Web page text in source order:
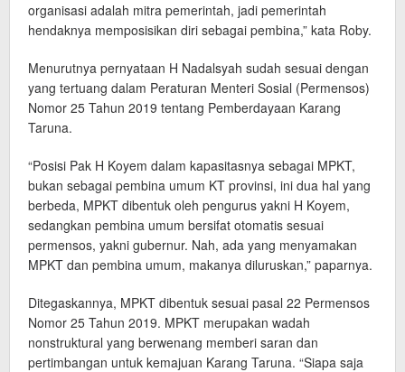
organisasi adalah mitra pemerintah, jadi pemerintah
hendaknya memposisikan diri sebagai pembina,” kata Roby.
Menurutnya pernyataan H Nadalsyah sudah sesuai dengan
yang tertuang dalam Peraturan Menteri Sosial (Permensos)
Nomor 25 Tahun 2019 tentang Pemberdayaan Karang
Taruna.
“Posisi Pak H Koyem dalam kapasitasnya sebagai MPKT,
bukan sebagai pembina umum KT provinsi, ini dua hal yang
berbeda, MPKT dibentuk oleh pengurus yakni H Koyem,
sedangkan pembina umum bersifat otomatis sesuai
permensos, yakni gubernur. Nah, ada yang menyamakan
MPKT dan pembina umum, makanya diluruskan,” paparnya.
Ditegaskannya, MPKT dibentuk sesuai pasal 22 Permensos
Nomor 25 Tahun 2019. MPKT merupakan wadah
nonstruktural yang berwenang memberi saran dan
pertimbangan untuk kemajuan Karang Taruna. “Siapa saja